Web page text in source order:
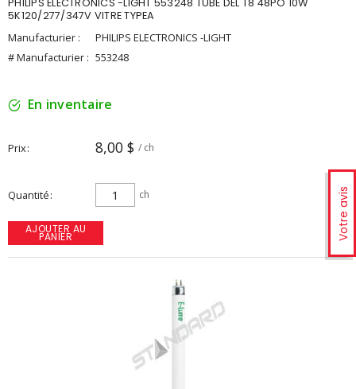
Votre avis
PHILIPS ELECTRONICS -LIGHT 553248 TUBE DEL T8 48PO 10W
5K120/277/347V VITRE TYPEA
Manufacturier :
PHILIPS ELECTRONICS -LIGHT
# Manufacturier : 553248
En inventaire
Prix 8,00 $ / ch
Quantité ch
AJOUTER AU
PANIER